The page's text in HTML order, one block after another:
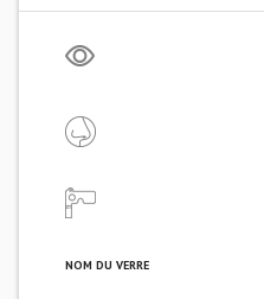
NOM DU VERRE